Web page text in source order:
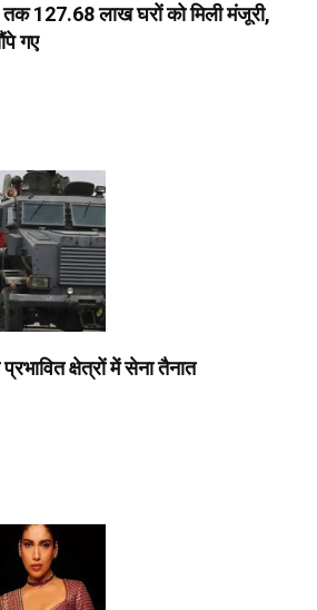
127.68 लाख घरों को मिली मंजूरी,
गए
क्षेत्रों में सेना तैनात